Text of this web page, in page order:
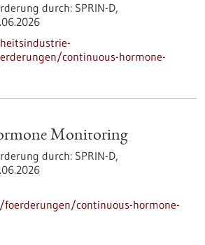
durch: SPRIN-D,
continuous-hormone-
Monitoring
durch: SPRIN-D,
continuous-hormone-